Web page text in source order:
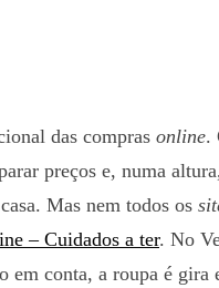
das compras online.
preços e, numa
Mas nem todos os
– Cuidados a ter. No
em conta, a roupa é